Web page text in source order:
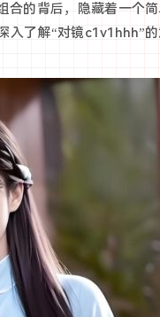
的背后，隐藏着一个
入了解“对镜c1v1hhh”